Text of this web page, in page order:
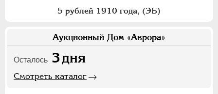
5 рублей 1910 года, (ЭБ)
Аукционный Дом «Аврора»
Осталось 3дня
Смотреть каталог